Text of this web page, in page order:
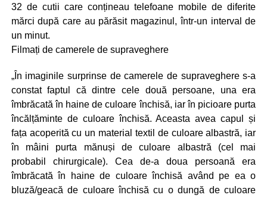
32 de cutii care conțineau telefoane mobile de diferite
mărci după care au părăsit magazinul, într-un interval de
un minut.
Filmați de camerele de supraveghere
„În imaginile surprinse de camerele de supraveghere s-a
constat faptul că dintre cele două persoane, una era
îmbrăcată în haine de culoare închisă, iar în picioare purta
încălțăminte de culoare închisă. Aceasta avea capul și
fața acoperită cu un material textil de culoare albastră, iar
în mâini purta mănuși de culoare albastră (cel mai
probabil chirurgicale). Cea de-a doua persoană era
îmbrăcată în haine de culoare închisă având pe ea o
bluză/geacă de culoare închisă cu o dungă de culoare